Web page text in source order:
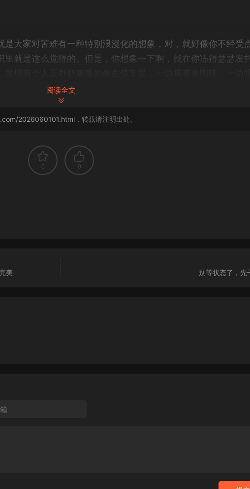
大家对苦难有一种特别浪漫化的想象，对，就好像你不经受
就是这么觉得的。但是，你想象一下啊，就在你冻得瑟瑟发
么去造出那台属于你自己的缆车。嗯，这个比喻很贴切。我们今
者申克阿伦斯的那本关于卡片笔记法的名著，还有，成甲在好好
害的顶尖高手。其实在日常里他们都。都是只挑容易事情做的
会失败呢？
这个东西的理解从一开始就是错的，怎么错法？我们平时老觉
，只要我足够坚强，那个意志力就是源源不断的就是只要思想
际上呢，意志力根本不是性格，它就像。
源，而且是一种极其稀缺、消耗极快，但恢复起来又极慢的资
阅读全文
2026060101.html ，转载请注明出处。
0 0
美 别等状态了，先